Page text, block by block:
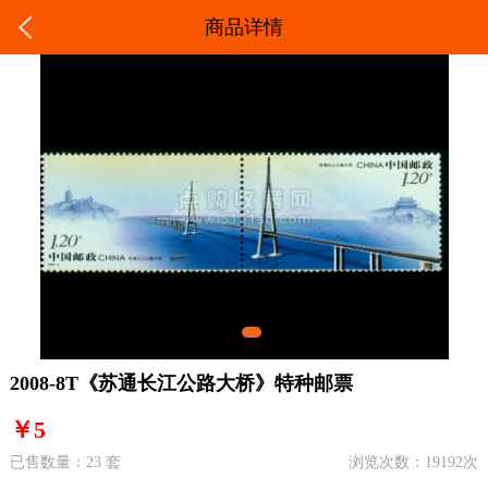
商品详情
2008-8T《苏通长江公路大桥》特种邮票
￥5
已售数量：23 套 浏览次数：19192次